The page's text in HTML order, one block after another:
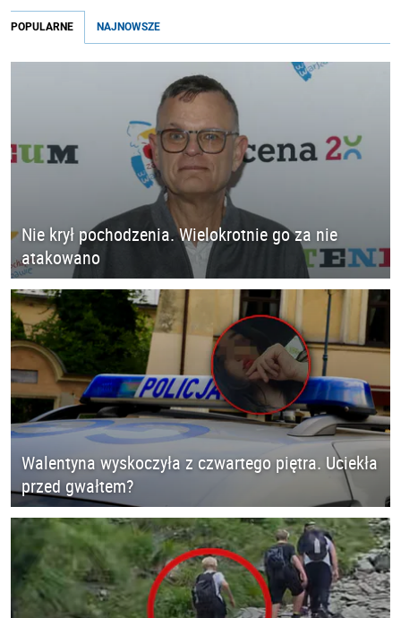
POPULARNE NAJNOWSZE
Nie krył pochodzenia. Wielokrotnie go za nie
atakowano
Walentyna wyskoczyła z czwartego piętra. Uciekła
przed gwałtem?